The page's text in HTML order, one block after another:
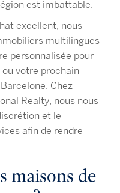
est imbattable.
excellent, nous
multilingues
personnalisée pour
votre prochain
Chez
Realty, nous nous
et le
afin de rendre
maisons de